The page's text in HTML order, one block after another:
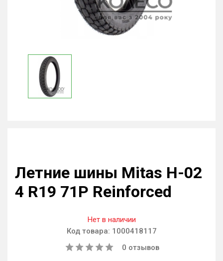
Летние шины Mitas H-02
4 R19 71P Reinforced
Нет в наличии
Код товара: 1000418117
0 отзывов